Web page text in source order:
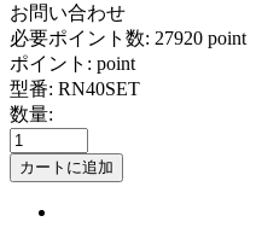
お問い合わせ
必要ポイント数: 27920 point
ポイント: point
型番: RN40SET
数量:
カートに追加